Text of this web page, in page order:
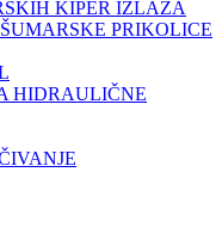
KIPER IZLAZA
PRIKOLICE
HIDRAULIČNE